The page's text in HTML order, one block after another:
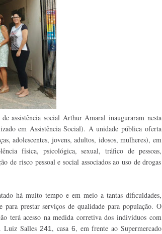
assistência social Arthur Amaral inauguraram nesta
em Assistência Social). A unidade pública oferta
adolescentes, jovens, adultos, idosos, mulheres), em
física, psicológica, sexual, tráfico de pessoas,
de risco pessoal e social associados ao uso de drogas
há muito tempo e em meio a tantas dificuldades,
para prestar serviços de qualidade para população. O
terá acesso na medida corretiva dos indivíduos com
Luiz Salles241, casa6, em frente ao Supermercado